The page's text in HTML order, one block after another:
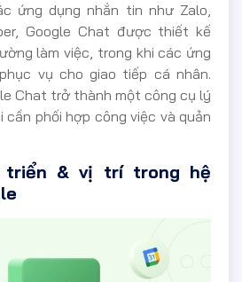
ứng dụng nhắn tin như Zalo,
Google Chat được thiết kế
làm việc, trong khi các ứng
vụ cho giao tiếp cá nhân.
Chat trở thành một công cụ lý
phối hợp công việc và quản
& vị trí trong hệ